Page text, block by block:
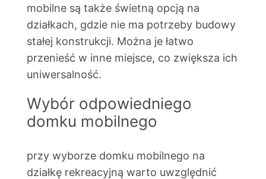
mobilne są także świetną opcją na
działkach, gdzie nie ma potrzeby budowy
stałej konstrukcji. Można je łatwo
przenieść w inne miejsce, co zwiększa ich
uniwersalność.
Wybór odpowiedniego
domku mobilnego
przy wyborze domku mobilnego na
działkę rekreacyjną warto uwzględnić